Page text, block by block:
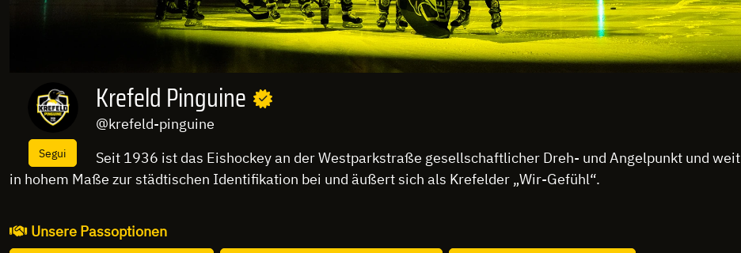
Segui
Krefeld Pinguine
@krefeld-pinguine
Seit 1936 ist das Eishockey an der Westparkstraße gesellschaftlicher Dreh- und Angelpunkt und
in hohem Maße zur städtischen Identifikation bei und äußert sich als Krefelder „Wir-Gefühl“.
Unsere Passoptionen